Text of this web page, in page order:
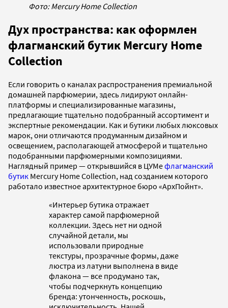
Фото: Mercury Home Collection
Дух пространства: как оформлен
флагманский бутик Mercury Home
Collection
Если говорить о каналах распространения премиальной
домашней парфюмерии, здесь лидируют онлайн-
платформы и специализированные магазины,
предлагающие тщательно подобранный ассортимент и
экспертные рекомендации. Как и бутики любых люксовых
марок, они отличаются продуманным дизайном и
освещением, располагающей атмосферой и тщательно
подобранными парфюмерными композициями.
Наглядный пример — открывшийся в ЦУМефлагманский
бутик Mercury Home Collection, над созданием которого
работало известное архитектурное бюро «АрхПойнт».
«Интерьер бутика отражает
характер самой парфюмерной
коллекции. Здесь нет ни одной
случайной детали, мы
использовали природные
текстуры, прозрачные формы, даже
люстра из латуни выполнена в виде
флакона — все продумано так,
чтобы подчеркнуть концепцию
бренда: утонченность, роскошь,